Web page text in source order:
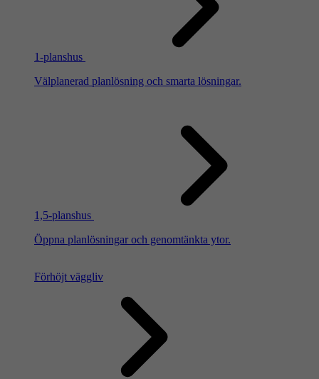
1-planshus
Välplanerad planlösning och smarta lösningar.
1,5-planshus
Öppna planlösningar och genomtänkta ytor.
Förhöjt väggliv